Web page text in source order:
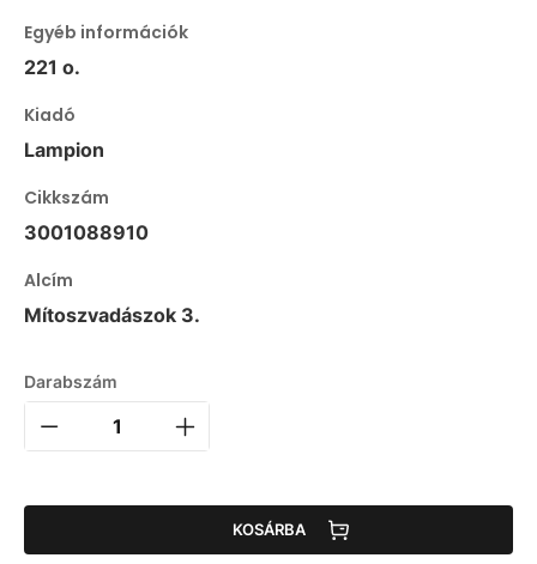
Egyéb információk
221 o.
Kiadó
Lampion
Cikkszám
3001088910
Alcím
Mítoszvadászok 3.
Darabszám
KOSÁRBA